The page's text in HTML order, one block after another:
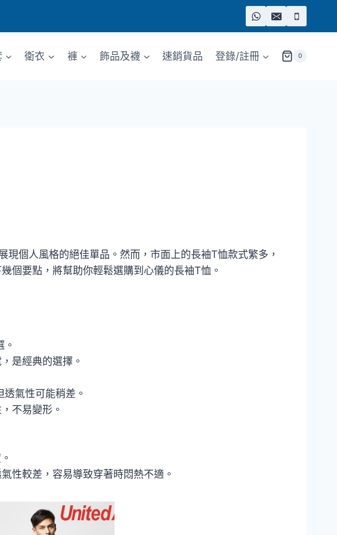
衛衣 褲 飾品及襪 速銷貨品 登錄/註冊 0
個人風格的絕佳單品。然而，市面上的長袖T恤款式繁多，
個要點，將幫助你輕鬆選購到心儀的長袖T恤。
是經典的選擇。
氣性可能稍差。
不易變形。
性較差，容易導致穿著時悶熱不適。